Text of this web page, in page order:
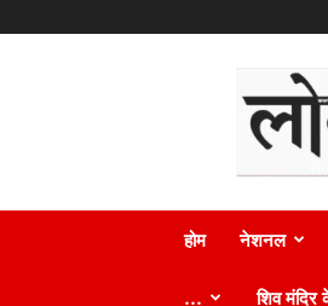
होम नेशनल
… शिव